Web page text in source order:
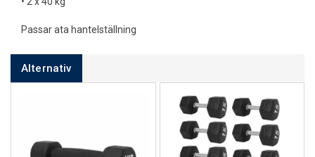
Passar ata hantelställning
Alternativ